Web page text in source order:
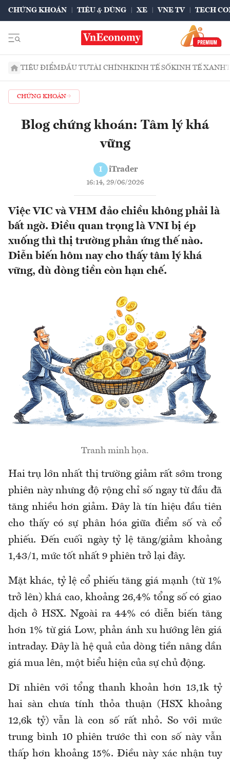
CHỨNG KHOÁN TIÊU & DÙNG XE VNE TV TECH
TIÊU ĐIỂMĐẦU TƯTÀI CHÍNHKINH TẾ SỐKINH TẾ XANH
CHỨNG KHOÁN
Blog chứng khoán: Tâm lý khá
vững
I iTrader
16:14, 29/06/2026
Việc VIC và VHM đảo chiều không phải là
bất ngờ. Điều quan trọng là VNI bị ép
xuống thì thị trường phản ứng thế nào.
Diễn biến hôm nay cho thấy tâm lý khá
vững, dù dòng tiền còn hạn chế.
Tranh minh họa.
Hai trụ lớn nhất thị trường giảm rất sớm trong
phiên này nhưng độ rộng chỉ số ngay từ đầu đã
tăng nhiều hơn giảm. Đây là tín hiệu đầu tiên
cho thấy có sự phân hóa giữa điểm số và cổ
phiếu. Đến cuối ngày tỷ lệ tăng/giảm khoảng
1,43/1, mức tốt nhất 9 phiên trở lại đây.
Mặt khác, tỷ lệ cổ phiếu tăng giá mạnh (từ 1%
trở lên) khá cao, khoảng 26,4% tổng số có giao
dịch ở HSX. Ngoài ra 44% có diễn biến tăng
hơn 1% từ giá Low, phản ánh xu hướng lên giá
intraday. Đây là hệ quả của dòng tiền nâng dần
giá mua lên, một biểu hiện của sự chủ động.
Dĩ nhiên với tổng thanh khoản hơn 13,1k tỷ
hai sàn chưa tính thỏa thuận (HSX khoảng
12,6k tỷ) vẫn là con số rất nhỏ. So với mức
trung bình 10 phiên trước thì con số này vẫn
thấp hơn khoảng 15%. Điều này xác nhận tuy